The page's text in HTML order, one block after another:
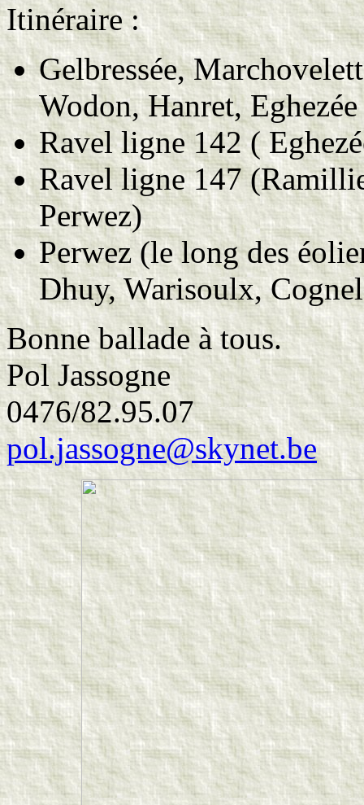
Itinéraire :
Gelbressée,
Wodon, Hanret, Eghezée
Ravel ligne 142 (
Ravel ligne 147
Perwez)
Perwez (le long des
Dhuy, Warisoulx,
Bonne ballade à tous.
Pol Jassogne
0476/82.95.07
pol.jassogne@skynet.be